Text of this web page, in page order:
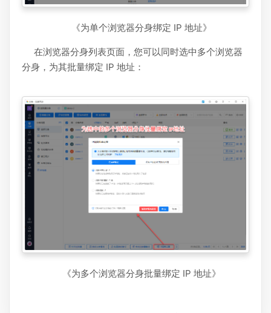
《为单个浏览器分身绑定 IP 地址》
在浏览器分身列表页面，您可以同时选中多个浏览器
分身，为其批量绑定 IP 地址：
《为多个浏览器分身批量绑定 IP 地址》